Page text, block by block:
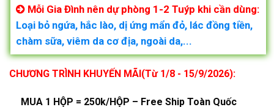
Mỗi Gia Đình nên dự phòng 1-2 Tuýp khi cần dùng:
Loại bỏ ngứa, hắc lào, dị ứng mẩn đỏ, lác đồng tiền,
chàm sữa, viêm da cơ địa, ngoài da,...
CHƯƠNG TRÌNH KHUYẾN MÃI(Từ 1/8 - 15/9/2026):
MUA 1 HỘP = 250k/HỘP – Free Ship Toàn Quốc